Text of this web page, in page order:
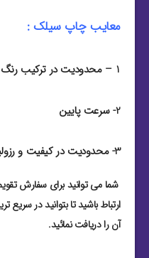
معایب چاپ سیلک :
1 – محدودیت در ترکیب رنگ ها برای چاپ
2- سرعت پایین
3- محدودیت در کیفیت و رزولیشن چاپ
شما می توانید برای سفارش
ارتباط باشید تا بتوانید در
آن را دریافت نمائید.